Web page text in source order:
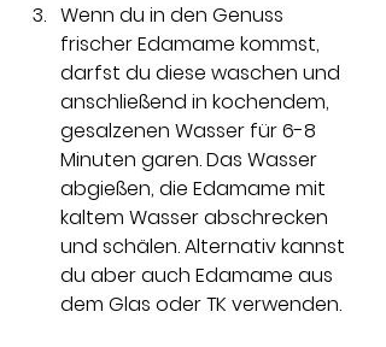
Wenn du in den Genuss
frischer Edamame kommst,
darfst du diese waschen und
anschließend in kochendem,
gesalzenen Wasser für 6-8
Minuten garen. Das Wasser
abgießen, die Edamame mit
kaltem Wasser abschrecken
und schälen. Alternativ kannst
du aber auch Edamame aus
dem Glas oder TK verwenden.